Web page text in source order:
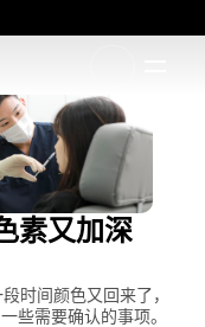
素又加深
时间颜色又回来了，
些需要确认的事项。
workshop 🌸